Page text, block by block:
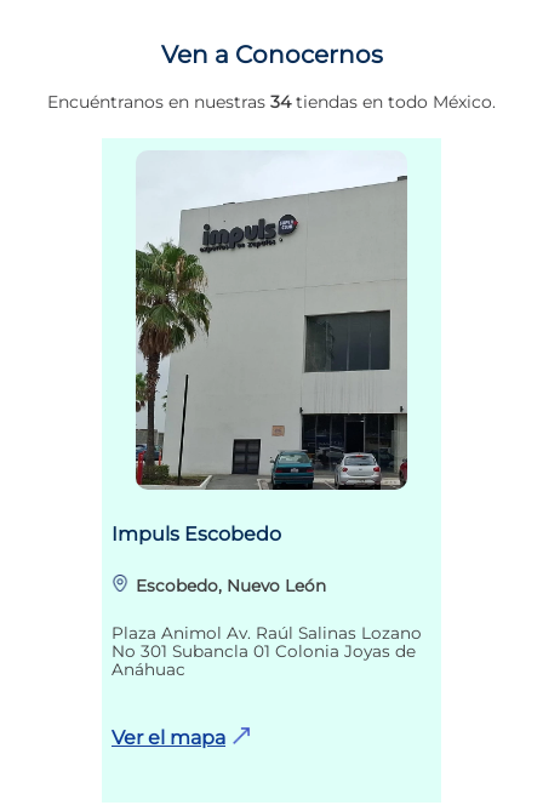
Ven a Conocernos
Encuéntranos en nuestras 34tiendas en todo México.
Impuls Escobedo
Escobedo, Nuevo León
Plaza Animol Av. Raúl Salinas Lozano
No 301 Subancla 01 Colonia Joyas de
Anáhuac
Ver el mapa